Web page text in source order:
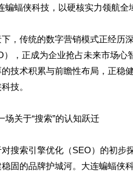
蝙蝠侠科技，以硬核实力领航全
，传统的数字营销模式正经历
，正成为企业抢占未来市场心
技术积累与前瞻性布局，正稳
技。
关于“搜索”的认知跃迁
搜索引擎优化（SEO）的初
固的品牌护城河。大连蝙蝠侠